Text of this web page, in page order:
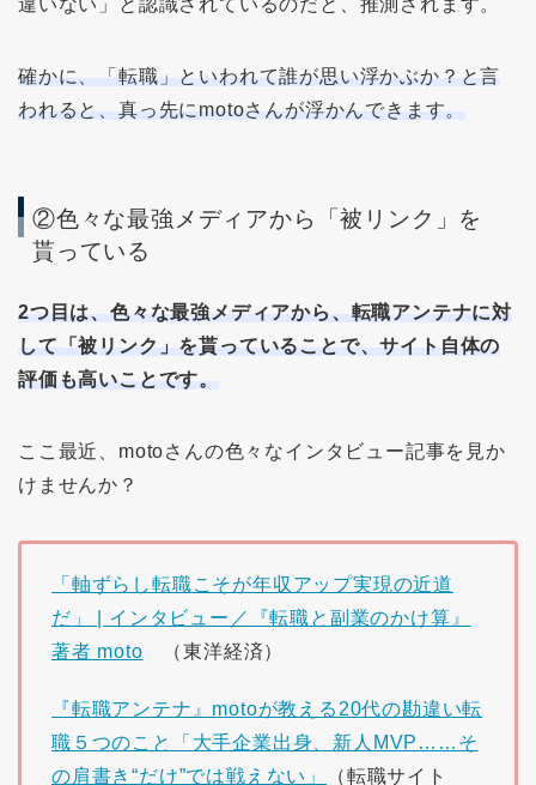
違いない」と認識されているのだと、推測されます。
確かに、「転職」といわれて誰が思い浮かぶか？と言
われると、真っ先にmotoさんが浮かんできます。
②色々な最強メディアから「被リンク」を
貰っている
2つ目は、色々な最強メディアから、転職アンテナに対
して「被リンク」を貰っていることで、サイト自体の
評価も高いことです。
ここ最近、motoさんの色々なインタビュー記事を見か
けませんか？
「軸ずらし転職こそが年収アップ実現の近道
だ」 | インタビュー／『転職と副業のかけ算』
著者 moto （東洋経済）
『転職アンテナ』motoが教える20代の勘違い転
職５つのこと「大手企業出身、新人MVP……そ
の肩書き“だけ”では戦えない」
（転職サイト